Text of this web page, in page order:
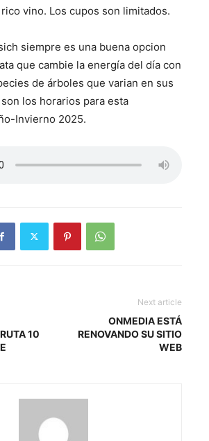
vino. Los cupos son limitados.
siempre es una buena opcion
que cambie la energía del día con
de árboles que varian en sus
los horarios para esta
Invierno 2025.
10
Next article
ONMEDIA ESTÁ
RENOVANDO SU SITIO
WEB